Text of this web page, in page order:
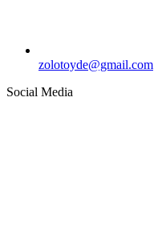
zolotoyde@gmail.com
Social Media